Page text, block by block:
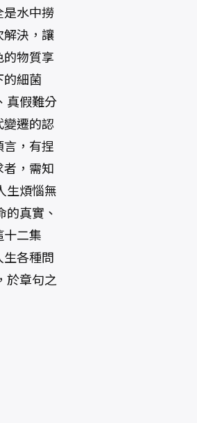
水中撈
決，讓
物質享
的細菌
真假難分
遷的認
，有捏
，需知
生煩惱無
真實、
二集
各種問
於章句之